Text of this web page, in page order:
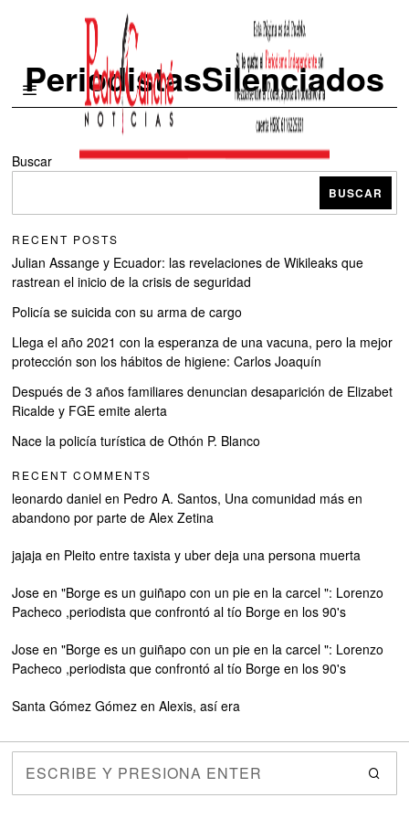
PeriodistasSilenciados
Buscar
BUSCAR
RECENT POSTS
Julian Assange y Ecuador: las revelaciones de Wikileaks que
rastrean el inicio de la crisis de seguridad
Policía se suicida con su arma de cargo
Llega el año 2021 con la esperanza de una vacuna, pero la mejor
protección son los hábitos de higiene: Carlos Joaquín
Después de 3 años familiares denuncian desaparición de Elizabet
Ricalde y FGE emite alerta
Nace la policía turística de Othón P. Blanco
RECENT COMMENTS
leonardo daniel en Pedro A. Santos, Una comunidad más en
abandono por parte de Alex Zetina
jajaja en Pleito entre taxista y uber deja una persona muerta
Jose en"Borge es un guiñapo con un pie en la carcel ": Lorenzo
Pacheco ,periodista que confrontó al tío Borge en los 90's
Jose en"Borge es un guiñapo con un pie en la carcel ": Lorenzo
Pacheco ,periodista que confrontó al tío Borge en los 90's
Santa Gómez Gómez enAlexis, así era